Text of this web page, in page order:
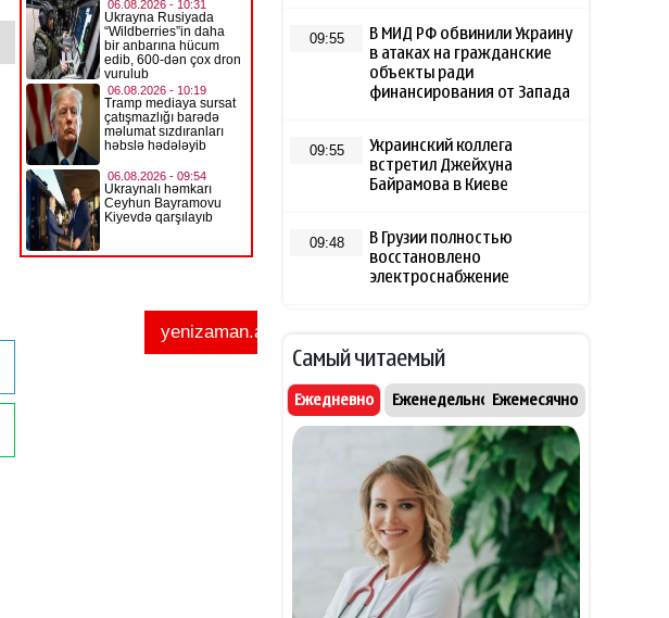
09:55
В МИД РФ обвинили Украину
в атаках на гражданские
объекты ради
финансирования от Запада
09:55
Украинский коллега
встретил Джейхуна
Байрамова в Киеве
09:48
В Грузии полностью
восстановлено
электроснабжение
распространителям
"сливов" о нехватке
боеприпасов в США
ЦРУ намерено усилить
давление на власти Кубы
Такер Карлсон обвинил
руководство США во лжи о
военной операции против
Ирана
Самый читаемый
Ежедневно Еженедельно Ежемесячно